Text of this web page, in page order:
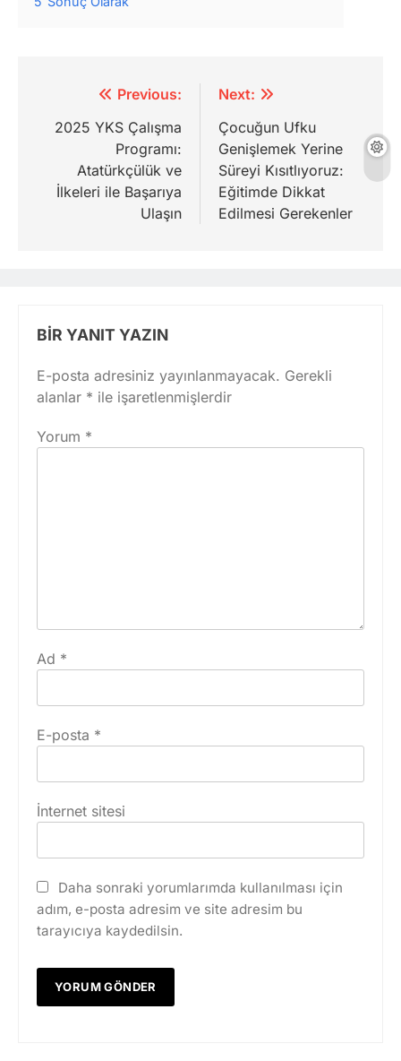
gezinmesi
Previous:
2025 YKS Çalışma
Programı:
Atatürkçülük ve
İlkeleri ile Başarıya
Ulaşın
Next:
Çocuğun Ufku
Genişlemek Yerine
Süreyi Kısıtlıyoruz:
Eğitimde Dikkat
Edilmesi Gerekenler
BIR YANIT YAZIN
E-posta adresiniz yayınlanmayacak. Gerekli
alanlar * ile işaretlenmişlerdir
Yorum *
Ad *
E-posta *
İnternet sitesi
Daha sonraki yorumlarımda kullanılması için
adım, e-posta adresim ve site adresim bu
tarayıcıya kaydedilsin.